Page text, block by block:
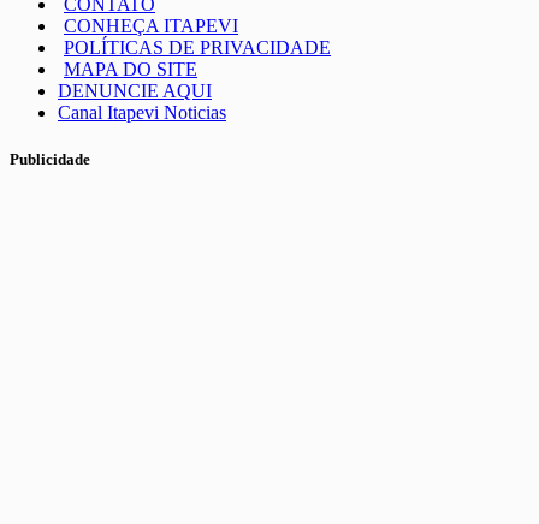
CONTATO
CONHEÇA ITAPEVI
POLÍTICAS DE PRIVACIDADE
MAPA DO SITE
DENUNCIE AQUI
Canal Itapevi Noticias
Publicidade